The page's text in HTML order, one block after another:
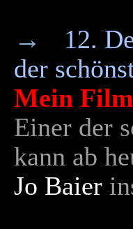
→ 12.
der
Mein
Einer der
kann ab
Jo Baier